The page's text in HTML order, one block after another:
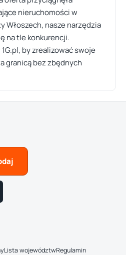
nieruchomości w
Włoszech, nasze narzędzia
na tle konkurencji.
by zrealizować swoje
granicą bez zbędnych
Lista województwRegulamin